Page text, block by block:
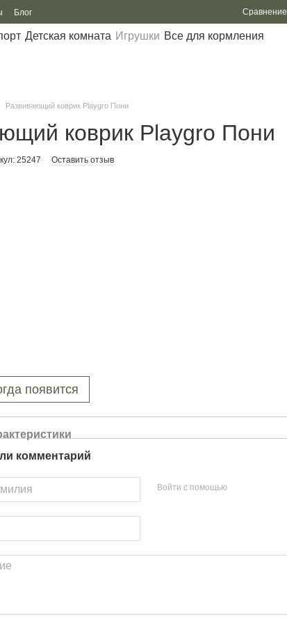
Блог Сравнение
Детская комната Игрушки Все для кормления
Развивающий коврик Playgro Пони
коврик Playgro Пони
25247 Оставить отзыв
появится
комментарий
Войти с помощью